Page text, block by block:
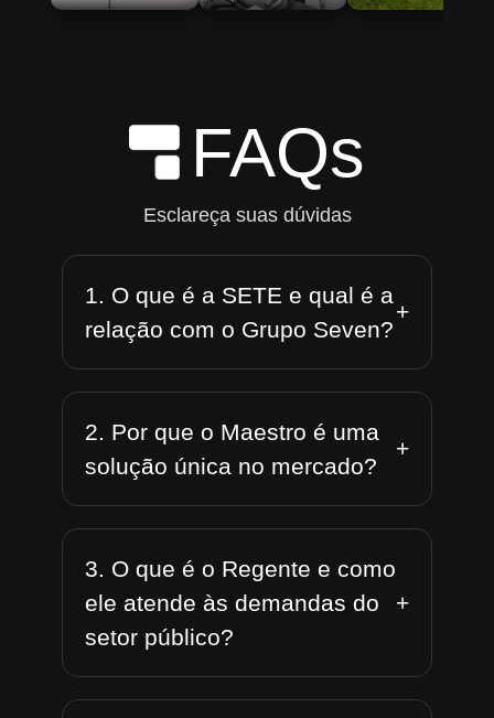
FAQs
Esclareça suas dúvidas
1. O que é a SETE e qual é a
relação com o Grupo Seven?
+
2. Por que o Maestro é uma
solução única no mercado?
+
3. O que é o Regente e como
ele atende às demandas do
setor público?
+